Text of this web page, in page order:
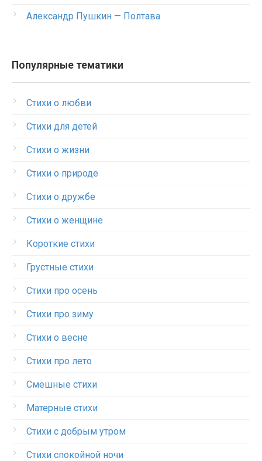
Александр Пушкин — Полтава
Популярные тематики
Стихи о любви
Стихи для детей
Стихи о жизни
Стихи о природе
Стихи о дружбе
Стихи о женщине
Короткие стихи
Грустные стихи
Стихи про осень
Стихи про зиму
Стихи о весне
Стихи про лето
Смешные стихи
Матерные стихи
Стихи с добрым утром
Стихи спокойной ночи